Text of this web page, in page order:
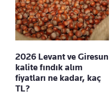
2026 Levant ve Giresun
kalite fındık alım
fiyatları ne kadar, kaç
TL?